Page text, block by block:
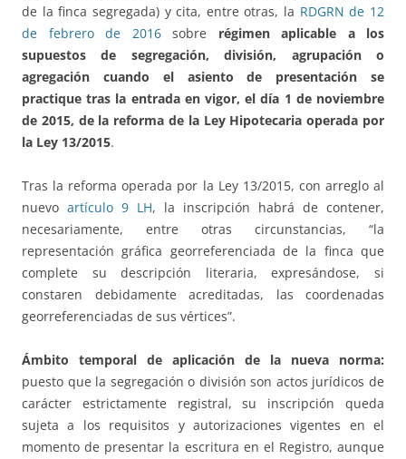
de la finca segregada) y cita, entre otras, la RDGRN de 12
de febrero de 2016sobre régimen aplicable a los
supuestos de segregación, división, agrupación o
agregación cuando el asiento de presentación se
practique tras la entrada en vigor, el día 1 de noviembre
de 2015, de la reforma de la Ley Hipotecaria operada por
la Ley 13/2015.
Tras la reforma operada por la Ley 13/2015, con arreglo al
nuevo artículo 9 LH, la inscripción habrá de contener,
necesariamente, entre otras circunstancias, “la
representación gráfica georreferenciada de la finca que
complete su descripción literaria, expresándose, si
constaren debidamente acreditadas, las coordenadas
georreferenciadas de sus vértices”.
Ámbito temporal de aplicación de la nueva norma:
puesto que la segregación o división son actos jurídicos de
carácter estrictamente registral, su inscripción queda
sujeta a los requisitos y autorizaciones vigentes en el
momento de presentar la escritura en el Registro, aunque